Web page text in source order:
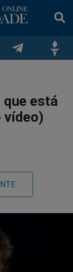
no
no
que está
vídeo)